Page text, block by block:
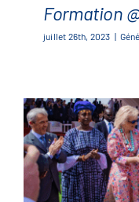
Formation
juillet 26th, 2023 |